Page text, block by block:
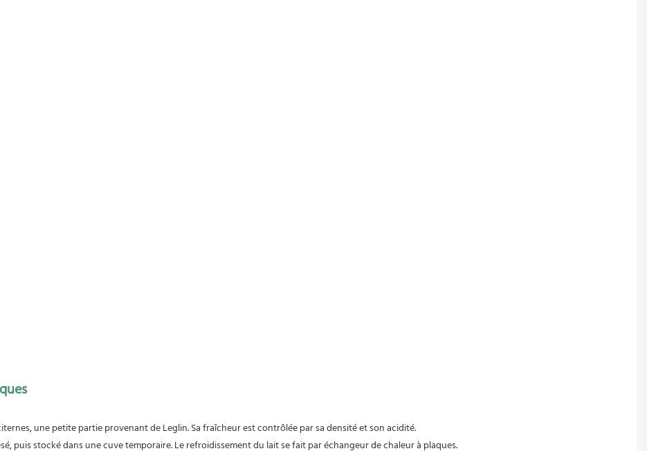
une petite partie provenant de Leglin. Sa fraîcheur est contrôlée par sa densité et son acidité.
puis stocké dans une cuve temporaire. Le refroidissement du lait se fait par échangeur de chaleur à plaques.